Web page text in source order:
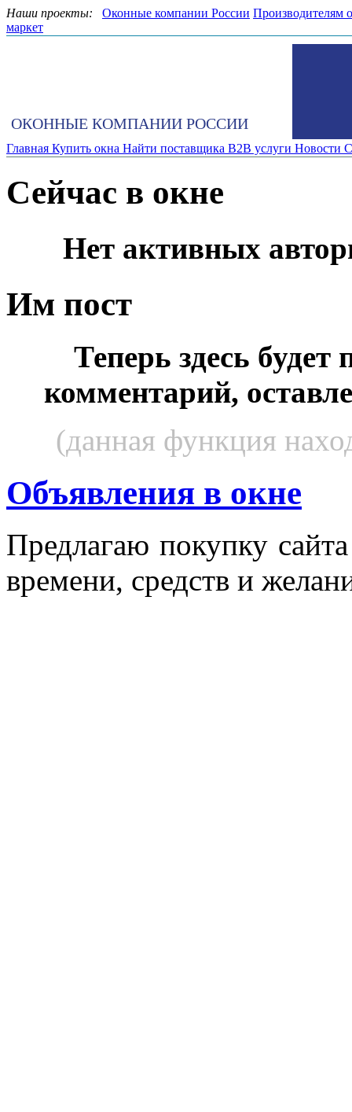
Наши проекты: Оконные компании России Производителям
маркет
ОКОННЫЕ КОМПАНИИ РОССИИ
Главная Купить окна Найти поставщика B2B услуги Новости
Сейчас в окне
Нет активных
Им пост
Теперь здесь будет
комментарий,
(данная функция
Объявления в окне
Пред­ла­гаю по­куп­ку
вре­мени, средств и